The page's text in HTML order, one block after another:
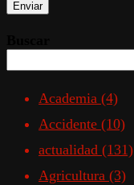
Academia (4)
Accidente (10)
actualidad (131)
Agricultura (3)